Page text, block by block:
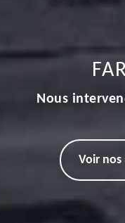
Nous
Voir nos